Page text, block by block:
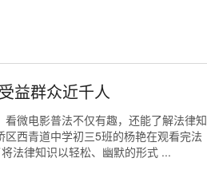
益群众近千人
微电影普法不仅有趣，还能了解法律知
西青道中学初三5班的杨艳在观看完法
法律知识以轻松、幽默的形式 ...